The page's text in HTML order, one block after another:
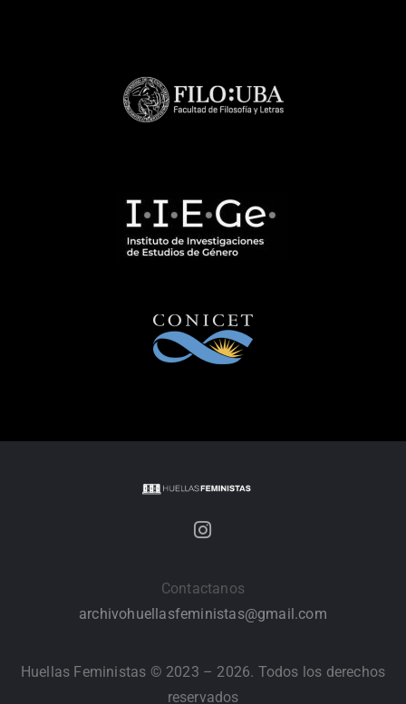
Contactanos
archivohuellasfeministas@gmail.com
Huellas Feministas © 2023 – 2026. Todos los derechos
reservados